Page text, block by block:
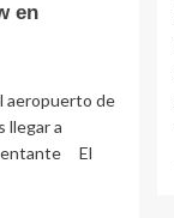
en
aeropuerto de
llegar a
El